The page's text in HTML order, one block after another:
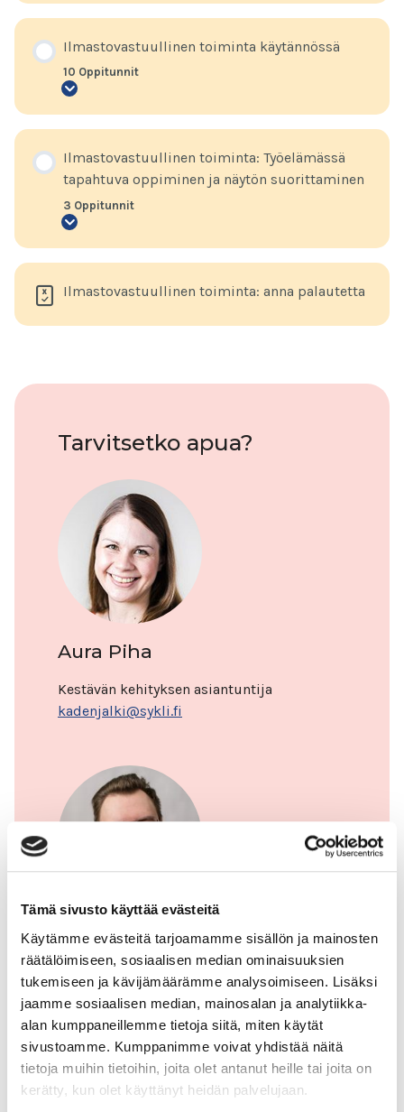
Tämä sivusto käyttää evästeitä
Käytämme evästeitä tarjoamamme sisällön ja mainosten
räätälöimiseen, sosiaalisen median ominaisuuksien
tukemiseen ja kävijämäärämme analysoimiseen. Lisäksi
jaamme sosiaalisen median, mainosalan ja analytiikka-
alan kumppaneillemme tietoja siitä, miten käytät
sivustoamme. Kumppanimme voivat yhdistää näitä
tietoja muihin tietoihin, joita olet antanut heille tai joita on
kerätty, kun olet käyttänyt heidän palvelujaan.
Ilmastovastuullinen toiminta käytännössä
10 Oppitunnit
Ilmastovastuullinen
Ilmastovastuullinen toiminta: Työelämässä
tapahtuva oppiminen ja näytön suorittaminen
3 Oppitunnit
Ilmastovastuullinen
ja
Ilmastovastuullinen toiminta: anna palautetta
Tarvitsetko apua?
Aura Piha
Kestävän kehityksen asiantuntija
kadenjalki@sykli.fi
Riku Mustonen
Myynti, asiakaspalvelu
050 321 2913
kadenjalki@sykli.fi